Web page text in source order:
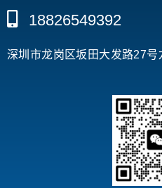
18826549392
深圳市龙岗区坂田大发路27